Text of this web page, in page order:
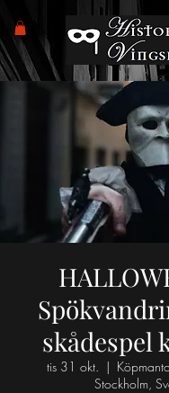
skådespel
tis 31 okt.
  |
Stockholm,